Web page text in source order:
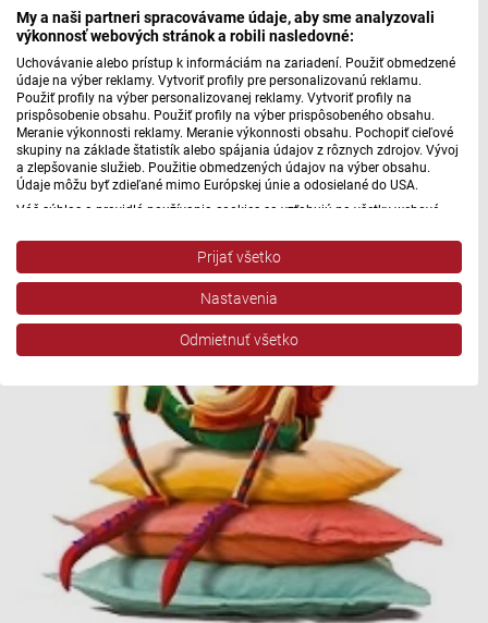
My a naši partneri spracovávame údaje, aby sme analyzovali
výkonnosť webových stránok a robili nasledovné:
Uchovávanie alebo prístup k informáciám na zariadení. Použiť obmedzené
údaje na výber reklamy. Vytvoriť profily pre personalizovanú reklamu.
Použiť profily na výber personalizovanej reklamy. Vytvoriť profily na
prispôsobenie obsahu. Použiť profily na výber prispôsobeného obsahu.
Meranie výkonnosti reklamy. Meranie výkonnosti obsahu. Pochopiť cieľové
skupiny na základe štatistík alebo spájania údajov z rôznych zdrojov. Vývoj
a zlepšovanie služieb. Použitie obmedzených údajov na výber obsahu.
Údaje môžu byť zdieľané mimo Európskej únie a odosielané do USA.
Váš súhlas a pravidlá používania cookies sa vzťahujú na všetky webové
Stred, Rádio Regina Západ, Rádio Patria, Rádio Devín, RTVS, Hudobné
pozdravy, Rádio Slovensko, RSI Francais, RSI English, RSI Slovensky, Rádio
Junior, RSI, Rádio Regina Východ, Rádio_FM, RSI Espanol, NEV.
Zobraziť zoznam partnerov (1 predajcovia IAB)
Vaše údaje používame na nasledujúce účely:
Uchovávanie alebo prístup k informáciám na
Použiť obmedzené údaje na výber reklamy
Vytvoriť profily pre personalizovanú reklamu
Použiť profily na výber personalizovanej
reklamy
Vytvoriť profily na prispôsobenie obsahu
Prijať všetko
Nastavenia
Odmietnuť všetko
Hrdinkovia: Sto rokov rozhlasu s rozhlasovou režisérkou
Milenou Lukáčovou
Zobraziť články